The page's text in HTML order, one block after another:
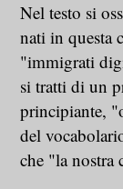
Nel testo si
nati in questa
"immigrati
si tratti di un
principiante,
del
che "la nostra